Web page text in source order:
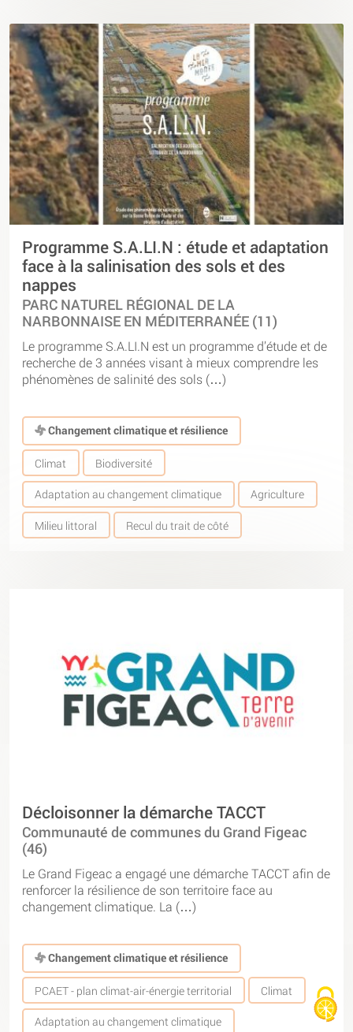
Programme S.A.LI.N : étude et adaptation
face à la salinisation des sols et des
nappes
PARC NATUREL RÉGIONAL DE LA
NARBONNAISE EN MÉDITERRANÉE (11)
Le programme S.A.LI.N est un programme d’étude et de
recherche de 3 années visant à mieux comprendre les
phénomènes de salinité des sols (…)
Changement climatique et résilience
Climat Biodiversité
Adaptation au changement climatique Agriculture
Milieu littoral Recul du trait de côté
Décloisonner la démarche TACCT
Communauté de communes du Grand Figeac
(46)
Le Grand Figeac a engagé une démarche TACCT afin de
renforcer la résilience de son territoire face au
changement climatique. La (…)
Changement climatique et résilience
PCAET - plan climat-air-énergie territorial Climat
Adaptation au changement climatique